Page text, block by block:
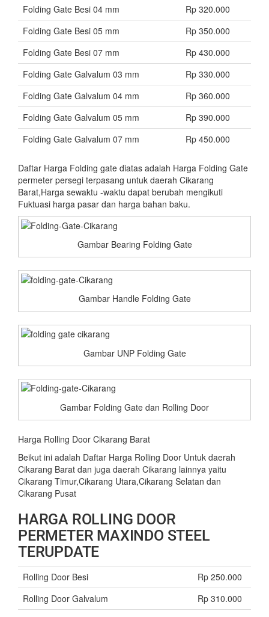
Folding Gate Besi 04 mm
Rp 320.000
Folding Gate Besi 05 mm
Rp 350.000
Folding Gate Besi 07 mm
Rp 430.000
Folding Gate Galvalum 03 mm
Rp 330.000
Folding Gate Galvalum 04 mm
Rp 360.000
Folding Gate Galvalum 05 mm
Rp 390.000
Folding Gate Galvalum 07 mm
Rp 450.000
Daftar Harga Folding gate diatas adalah Harga Folding Gate
permeter persegi terpasang untuk daerah Cikarang
Barat,Harga sewaktu -waktu dapat berubah mengikuti
Fuktuasi harga pasar dan harga bahan baku.
Gambar Bearing Folding Gate
Gambar Handle Folding Gate
Gambar UNP Folding Gate
Gambar Folding Gate dan Rolling Door
Harga Rolling Door Cikarang Barat
Beikut ini adalah Daftar Harga Rolling Door Untuk daerah
Cikarang Barat dan juga daerah Cikarang lainnya yaitu
Cikarang Timur,Cikarang Utara,Cikarang Selatan dan
Cikarang Pusat
HARGA ROLLING DOOR
PERMETER MAXINDO STEEL
TERUPDATE
Rolling Door Besi
Rp 250.000
Rolling Door Galvalum
Rp 310.000